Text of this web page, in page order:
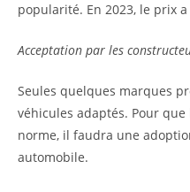
popularité. En 2023, le prix
Acceptation par les
Seules quelques marques
véhicules adaptés. Pour
norme, il faudra une
automobile.